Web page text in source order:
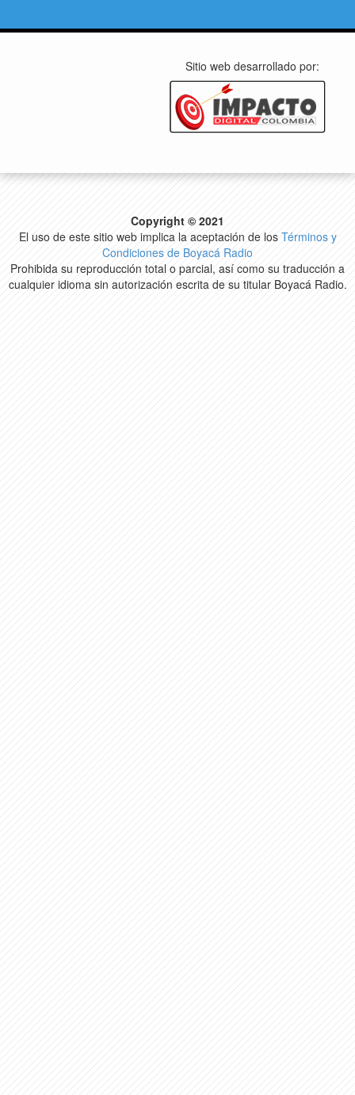
Sitio web desarrollado por:
Copyright © 2021
El uso de este sitio web implica la aceptación de los Términos y
Condiciones de Boyacá Radio
Prohibida su reproducción total o parcial, así como su traducción a
cualquier idioma sin autorización escrita de su titular Boyacá Radio.